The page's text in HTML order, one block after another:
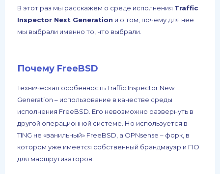
В этот раз мы расскажем о среде исполнения Traffic
Inspector Next Generation и о том, почему для нее
мы выбрали именно то, что выбрали.
Почему FreeBSD
Техническая особенность Traffic Inspector New
Generation – использование в качестве среды
исполнения FreeBSD. Его невозможно развернуть в
другой операционной системе. Но используется в
TING не «ванильный» FreeBSD, а OPNsense – форк, в
котором уже имеется собственный брандмауэр и ПО
для маршрутизаторов.